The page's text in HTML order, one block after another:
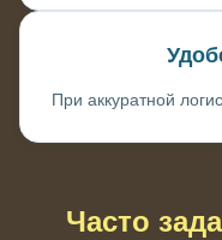
При аккуратной
Часто